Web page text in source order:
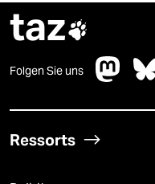
taz
Folgen Sie uns
Ressorts